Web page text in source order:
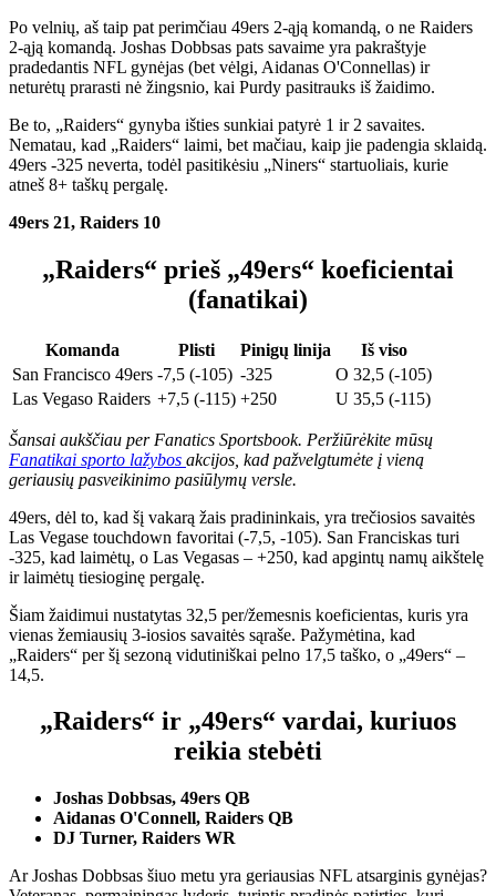
Po velnių, aš taip pat perimčiau 49ers 2-ąją komandą, o ne Raiders
2-ąją komandą. Joshas Dobbsas pats savaime yra pakraštyje
pradedantis NFL gynėjas (bet vėlgi, Aidanas O'Connellas) ir
neturėtų prarasti nė žingsnio, kai Purdy pasitrauks iš žaidimo.
Be to, „Raiders“ gynyba išties sunkiai patyrė 1 ir 2 savaites.
Nematau, kad „Raiders“ laimi, bet mačiau, kaip jie padengia sklaidą.
49ers -325 neverta, todėl pasitikėsiu „Niners“ startuoliais, kurie
atneš 8+ taškų pergalę.
49ers 21, Raiders 10
„Raiders“ prieš „49ers“ koeficientai
(fanatikai)
Komanda Plisti Pinigų linija
Iš viso
San Francisco 49ers -7,5 (-105) -325
O 32,5 (-105)
Las Vegaso Raiders +7,5 (-115) +250 U 35,5 (-115)
Šansai aukščiau per Fanatics Sportsbook. Peržiūrėkite mūsų
Fanatikai sporto lažybos akcijos, kad pažvelgtumėte į vieną
geriausių pasveikinimo pasiūlymų versle.
49ers, dėl to, kad šį vakarą žais pradininkais, yra trečiosios savaitės
Las Vegase touchdown favoritai (-7,5, -105). San Franciskas turi
-325, kad laimėtų, o Las Vegasas – +250, kad apgintų namų aikštelę
ir laimėtų tiesioginę pergalę.
Šiam žaidimui nustatytas 32,5 per/žemesnis koeficientas, kuris yra
vienas žemiausių 3-iosios savaitės sąraše. Pažymėtina, kad
„Raiders“ per šį sezoną vidutiniškai pelno 17,5 taško, o „49ers“ –
14,5.
„Raiders“ ir „49ers“ vardai, kuriuos
reikia stebėti
Joshas Dobbsas, 49ers QB
Aidanas O'Connell, Raiders QB
DJ Turner, Raiders WR
Ar Joshas Dobbsas šiuo metu yra geriausias NFL atsarginis gynėjas?